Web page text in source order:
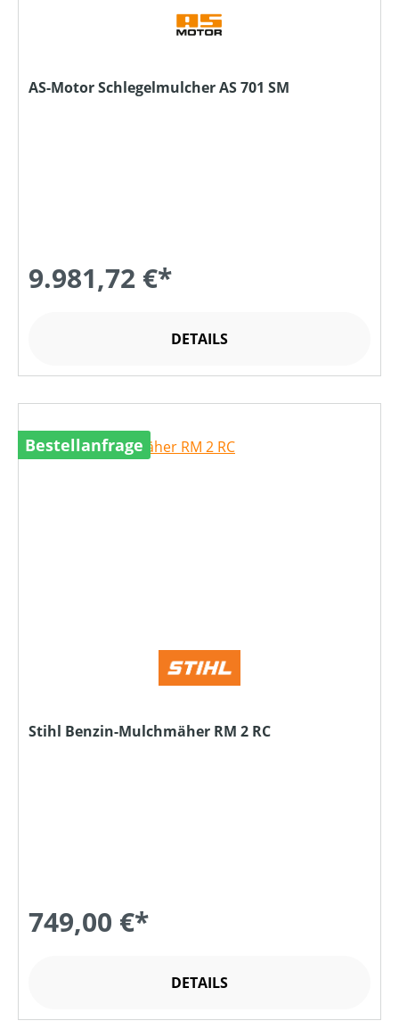
AS-Motor Schlegelmulcher AS 701 SM
9.981,72 €*
DETAILS
Bestellanfrage
Stihl Benzin-Mulchmäher RM 2 RC
749,00 €*
DETAILS